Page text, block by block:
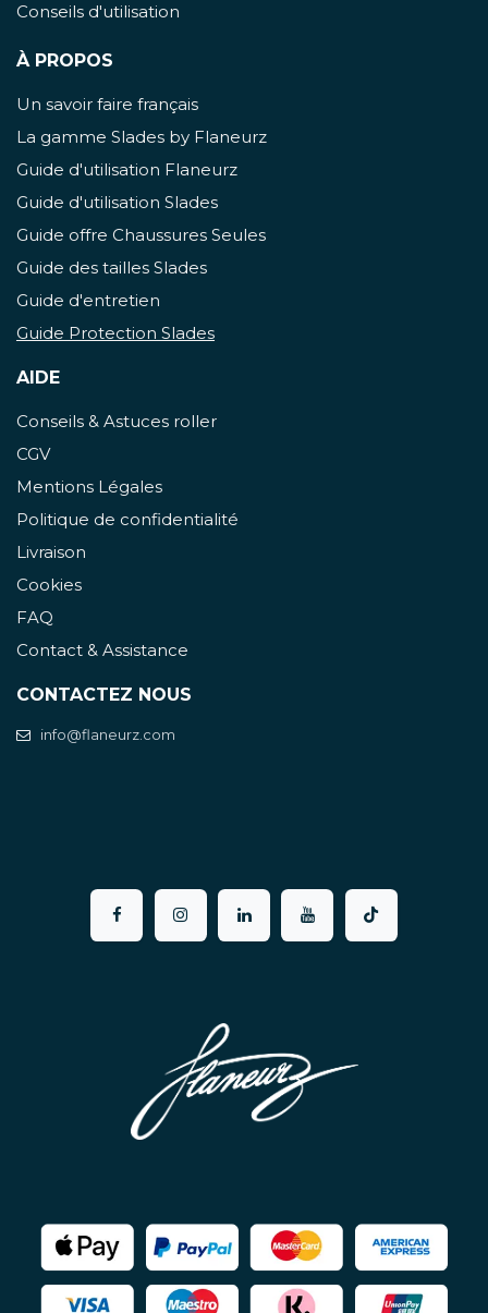
Conseils d'utilisation
À PROPOS
Un savoir faire français
La gamme Slades by Flaneurz
Guide d'utilisation Flaneurz
Guide d'utilisation Slades
Guide offre Chaussures Seules
Guide des tailles Slades
Guide d'entretien
Guide Protection Slades
AIDE
Conseils & Astuces roller
CGV
Mentions Légales
Politique de confidentialité
Livraison
Cookies
FAQ
Contact & Assistance
CONTACTEZ NOUS
info@flaneurz.com